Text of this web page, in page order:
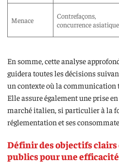
Menace
Contrefaçons,
concurrence asiatique
En somme, cette analyse
guidera toutes les décisions
un contexte où la communication
Elle assure également une prise
marché italien, si particulier à la
réglementation et ses
Définir des objectifs clairs
publics pour une